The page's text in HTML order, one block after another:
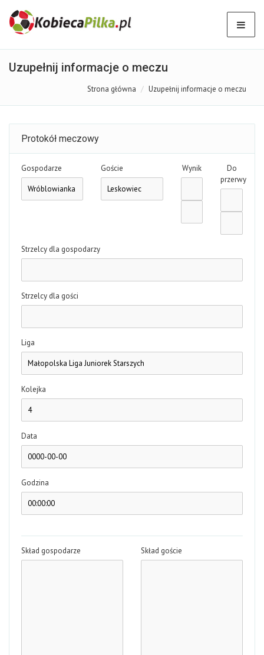
Uzupełnij informacje o meczu
Strona główna Uzupełnij informacje o meczu
Protokół meczowy
Gospodarze Goście Wynik
Do
przerwy
Strzelcy dla gospodarzy
Strzelcy dla gości
Liga
Kolejka
Data
Godzina
Skład gospodarze Skład goście